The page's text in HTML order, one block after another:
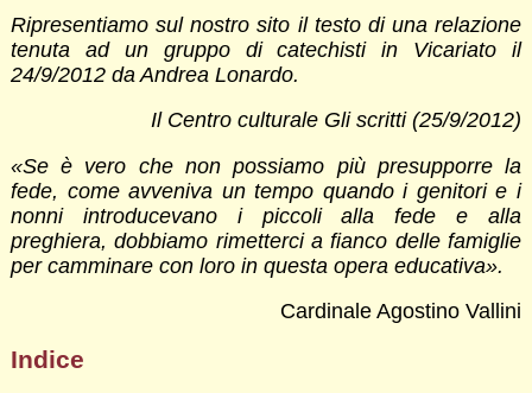
Ripresentiamo sul nostro sito il testo di una relazione
tenuta ad un gruppo di catechisti in Vicariato il
24/9/2012 da Andrea Lonardo.
Il Centro culturale Gli scritti (25/9/2012)
«Se è vero che non possiamo più presupporre la
fede, come avveniva un tempo quando i genitori e i
nonni introducevano i piccoli alla fede e alla
preghiera, dobbiamo rimetterci a fianco delle famiglie
per camminare con loro in questa opera educativa».
Cardinale Agostino Vallini
Indice